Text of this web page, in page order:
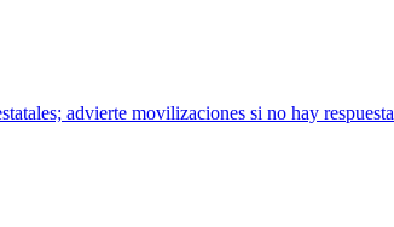
advierte movilizaciones si no hay respuesta